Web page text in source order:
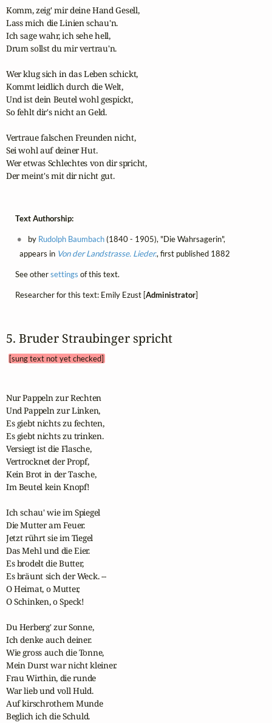
Komm, zeig' mir deine Hand Gesell,
Lass mich die Linien schau'n.
Ich sage wahr, ich sehe hell,
Drum sollst du mir vertrau'n.
Wer klug sich in das Leben schickt,
Kommt leidlich durch die Welt,
Und ist dein Beutel wohl gespickt,
So fehlt dir's nicht an Geld.
Vertraue falschen Freunden nicht,
Sei wohl auf deiner Hut.
Wer etwas Schlechtes von dir spricht,
Der meint's mit dir nicht gut.
Text Authorship:
by Rudolph Baumbach(1840 - 1905), "Die Wahrsagerin",
appears in Von der Landstrasse. Lieder., first published 1882
See othersettings of this text.
Researcher for this text: Emily Ezust [Administrator]
5. Bruder Straubinger spricht
[sung text not yet checked]
Nur Pappeln zur Rechten
Und Pappeln zur Linken,
Es giebt nichts zu fechten,
Es giebt nichts zu trinken.
Versiegt ist die Flasche,
Vertrocknet der Propf,
Kein Brot in der Tasche,
Im Beutel kein Knopf!
Ich schau' wie im Spiegel
Die Mutter am Feuer.
Jetzt rührt sie im Tiegel
Das Mehl und die Eier.
Es brodelt die Butter,
Es bräunt sich der Weck. --
O Heimat, o Mutter,
O Schinken, o Speck!
Du Herberg' zur Sonne,
Ich denke auch deiner.
Wie gross auch die Tonne,
Mein Durst war nicht kleiner.
Frau Wirthin, die runde
War lieb und voll Huld.
Auf kirschrothem Munde
Beglich ich die Schuld.